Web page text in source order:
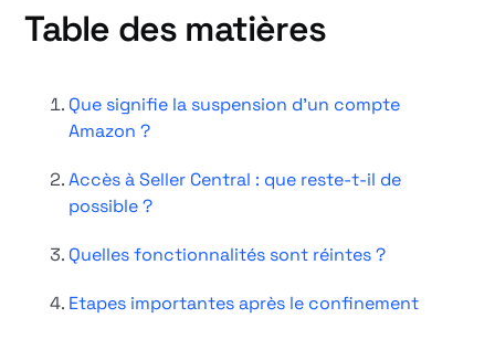
Table des matières
Que signifie la suspension d'un compte
Amazon ?
Accès à Seller Central : que reste-t-il de
possible ?
Quelles fonctionnalités sont réintes ?
Etapes importantes après le confinement